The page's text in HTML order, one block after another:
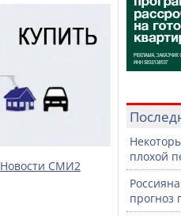
Новости СМИ2
плохой
прогноз